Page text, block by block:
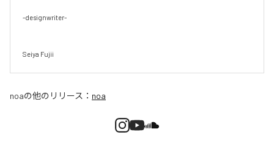
-designwriter-
Seiya Fujii
noaの他のリリース： noa